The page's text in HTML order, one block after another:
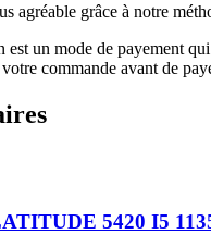
agréable grâce à notre
un mode de payement
commande avant de